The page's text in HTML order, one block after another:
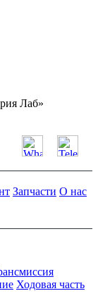
Лаб»
Запчасти О нас
Ходовая часть